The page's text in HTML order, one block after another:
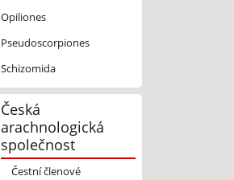
Opiliones
Pseudoscorpiones
Schizomida
Česká
arachnologická
společnost
Čestní členové